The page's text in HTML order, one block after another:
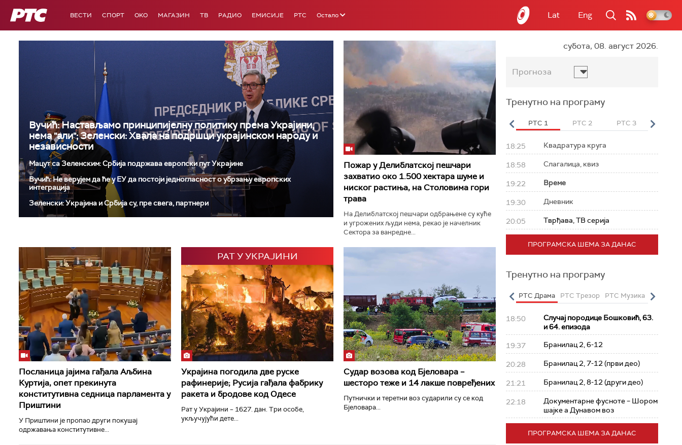
РТС ВЕСТИ СПОРТ OKO МАГАЗИН ТВ РАДИО ЕМИСИЈЕ РТС Остало Lat Eng
Вучић: Настављамо принципијелну политику према Украјини,
нема "али"; Зеленски: Хвала на подршци украјинском народу и
независности
Мацут са Зеленским: Србија подржава европски пут Украјине
Вучић: Не верујем да ће у ЕУ да постоји једногласност о убрзању европских
интеграција
Зеленски: Украјина и Србија су, пре свега, партнери
Пожар у Делиблатској пешчари
захватио око 1.500 хектара шуме и
ниског растиња, на Столовима гори
трава
На Делиблатској пешчари одбрањене су куће
и угрожених људи нема, рекао је начелник
Сектора за ванредне...
Посланица јајима гађала Аљбина
Куртија, опет прекинута
конститутивна седница парламента у
Приштини
У Приштини је пропао други покушај
одржавања конститутивне...
РАТ У УКРАЈИНИ
Украјина погодила две руске
рафинерије; Русија гађала фабрику
ракета и бродове код Одесе
Рат у Украјини – 1627. дан. Три особе,
укључујући дете...
Судар возова код Бјеловара –
шесторо теже и 14 лакше повређених
Путнички и теретни воз сударили су се код
Бјеловара...
субота, 08. август 2026.
Прогноза
Тренутно на програму
РТС 3 РТС Свет РТС HD РТС 1 РТС 2 РТС 3 РТС
18:25 Квадратура круга
18:58 Слагалица, квиз
19:22 Време
19:30 Дневник
20:05 Тврђава, ТВ серија
ПРОГРАМСКА ШЕМА ЗА ДАНАС
Тренутно на програму
РТС Класика РТС Коло РТС Полетарац РТС Драма РТС Трезор РТС Музика РТС
18:50
Случај породице Бошковић, 63.
и 64. епизода
19:37 Бранилац 2, 6-12
20:28 Бранилац 2, 7-12 (први део)
21:21 Бранилац 2, 8-12 (други део)
22:18
Документарне фусноте – Шором
шајке а Дунавом воз
ПРОГРАМСКА ШЕМА ЗА ДАНАС